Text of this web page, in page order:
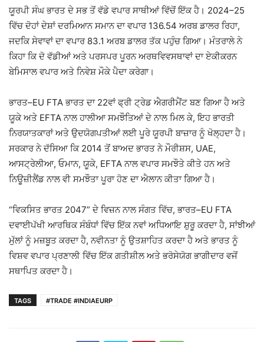
ਯੂਰਪੀ ਸੰਘ ਭਾਰਤ ਦੇ ਸਭ ਤੋਂ ਵੱਡੇ ਵਪਾਰ ਸਾਥੀਆਂ ਵਿੱਚੋਂ ਇੱਕ ਹੈ। 2024–25
ਵਿੱਚ ਦੋਹਾਂ ਦੇਸ਼ਾਂ ਦਰਮਿਆਨ ਸਮਾਨ ਦਾ ਵਪਾਰ 136.54 ਅਰਬ ਡਾਲਰ ਰਿਹਾ,
ਜਦਕਿ ਸੇਵਾਵਾਂ ਦਾ ਵਪਾਰ 83.1 ਅਰਬ ਡਾਲਰ ਤੱਕ ਪਹੁੰਚ ਗਿਆ। ਮੰਤਰਾਲੇ ਨੇ
ਕਿਹਾ ਕਿ ਦੋ ਵੱਡੀਆਂ ਅਤੇ ਪਰਸਪਰ ਪੂਰਨ ਅਰਥਵਿਵਸਥਾਵਾਂ ਦਾ ਏਕੀਕਰਨ
ਬੇਮਿਸਾਲ ਵਪਾਰ ਅਤੇ ਨਿਵੇਸ਼ ਮੌਕੇ ਪੈਦਾ ਕਰੇਗਾ।
ਭਾਰਤ–EU FTA ਭਾਰਤ ਦਾ 22ਵਾਂ ਫ੍ਰੀ ਟ੍ਰੇਡ ਐਗਰੀਮੈਂਟ ਬਣ ਗਿਆ ਹੈ ਅਤੇ
ਯੂਕੇ ਅਤੇ EFTA ਨਾਲ ਹਾਲੀਆ ਸਮਝੌਤਿਆਂ ਦੇ ਨਾਲ ਮਿਲ ਕੇ, ਇਹ ਭਾਰਤੀ
ਨਿਰਯਾਤਕਾਰਾਂ ਅਤੇ ਉਦਯੋਗਪਤੀਆਂ ਲਈ ਪੂਰੇ ਯੂਰਪੀ ਬਾਜ਼ਾਰ ਨੂੰ ਖੋਲ੍ਹਦਾ ਹੈ।
ਸਰਕਾਰ ਨੇ ਦੱਸਿਆ ਕਿ 2014 ਤੋਂ ਬਾਅਦ ਭਾਰਤ ਨੇ ਮੌਰੀਸ਼ਸ, UAE,
ਆਸਟ੍ਰੇਲੀਆ, ਓਮਾਨ, ਯੂਕੇ, EFTA ਨਾਲ ਵਪਾਰ ਸਮਝੌਤੇ ਕੀਤੇ ਹਨ ਅਤੇ
ਨਿਊਜ਼ੀਲੈਂਡ ਨਾਲ ਵੀ ਸਮਝੌਤਾ ਪੂਰਾ ਹੋਣ ਦਾ ਐਲਾਨ ਕੀਤਾ ਗਿਆ ਹੈ।
“ਵਿਕਸਿਤ ਭਾਰਤ 2047” ਦੇ ਵਿਜ਼ਨ ਨਾਲ ਸੰਗਤ ਵਿੱਚ, ਭਾਰਤ–EU FTA
ਦਵਾਈਪੱਖੀ ਆਰਥਿਕ ਸੰਬੰਧਾਂ ਵਿੱਚ ਇੱਕ ਨਵਾਂ ਅਧਿਆਇ ਸ਼ੁਰੂ ਕਰਦਾ ਹੈ, ਸਾਂਝੀਆਂ
ਮੁੱਲਾਂ ਨੂੰ ਮਜ਼ਬੂਤ ਕਰਦਾ ਹੈ, ਨਵੀਨਤਾ ਨੂੰ ਉਤਸ਼ਾਹਿਤ ਕਰਦਾ ਹੈ ਅਤੇ ਭਾਰਤ ਨੂੰ
ਵਿਸ਼ਵ ਵਪਾਰ ਪ੍ਰਣਾਲੀ ਵਿੱਚ ਇੱਕ ਗਤੀਸ਼ੀਲ ਅਤੇ ਭਰੋਸੇਯੋਗ ਭਾਗੀਦਾਰ ਵਜੋਂ
ਸਥਾਪਿਤ ਕਰਦਾ ਹੈ।
TAGS #TRADE #INDIAEURP